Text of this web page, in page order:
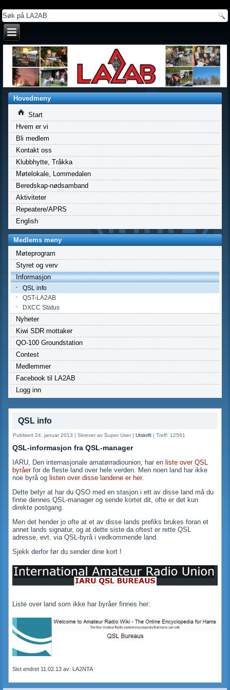
Hovedmeny
Start
Hvem er vi
Bli medlem
Kontakt oss
Klubbhytte, Tråkka
Møtelokale, Lommedalen
Beredskap-nødsamband
Aktiviteter
Repeatere/APRS
English
Medlems meny
Møteprogram
Styret og verv
Informasjon
QSL info
QST-LA2AB
DXCC Status
Nyheter
Kiwi SDR mottaker
QO-100 Groundstation
Contest
Medlemmer
Facebook til LA2AB
Logg inn
QSL info
Publisert 24. januar 2013 |Skrevet av Super User|Utskrift |Treff: 12561
QSL-informasjon fra QSL-manager
IARU, Den internasjonale amatørradiounion, har en liste over QSL
byråerfor de fleste land over hele verden. Men noen land har ikke
noe byrå og listen over disse landene er her.
Dette betyr at har du QSO med en stasjon i ett av disse land må du
finne dennes QSL-manager og sende kortet dit, ofte er det kun
direkte postgang.
Men det hender jo ofte at et av disse lands prefiks brukes foran et
annet lands signatur, og at dette siste da oftest er rette QSL
adresse, evt. via QSL-byrå i vedkommende land.
Sjekk derfor før du sender dine kort !
Liste over land som ikke har byråer finnes her:
Sist endret 11.02.13 av: LA2NTA